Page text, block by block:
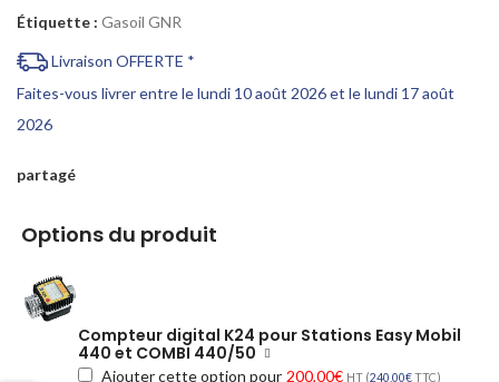
Étiquette : Gasoil GNR
Livraison OFFERTE *
Faites-vous livrer entre le lundi 10 août 2026 et le lundi 17 août
2026
partagé
Options du produit
Compteur digital K24 pour Stations Easy Mobil
440 et COMBI 440/50
Ajouter cette option pour 200,00€ HT (240,00€TTC)